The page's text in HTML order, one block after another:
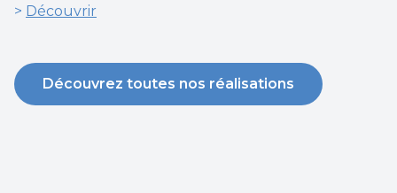
> Découvrir
Découvrez toutes nos réalisations